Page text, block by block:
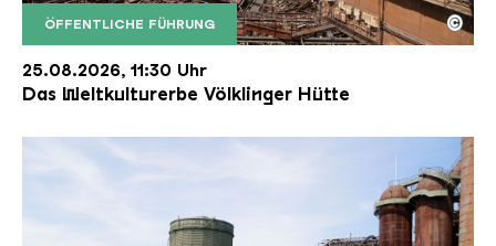
ÖFFENTLICHE FÜHRUNG
Der Erzschrägaufzug der Völklinger Hütte mit
Copyright: Weltkulturerbe Völklinger Hütte | Karl
©
25.08.2026, 11:30 Uhr
Das Weltkulturerbe Völklinger Hütte